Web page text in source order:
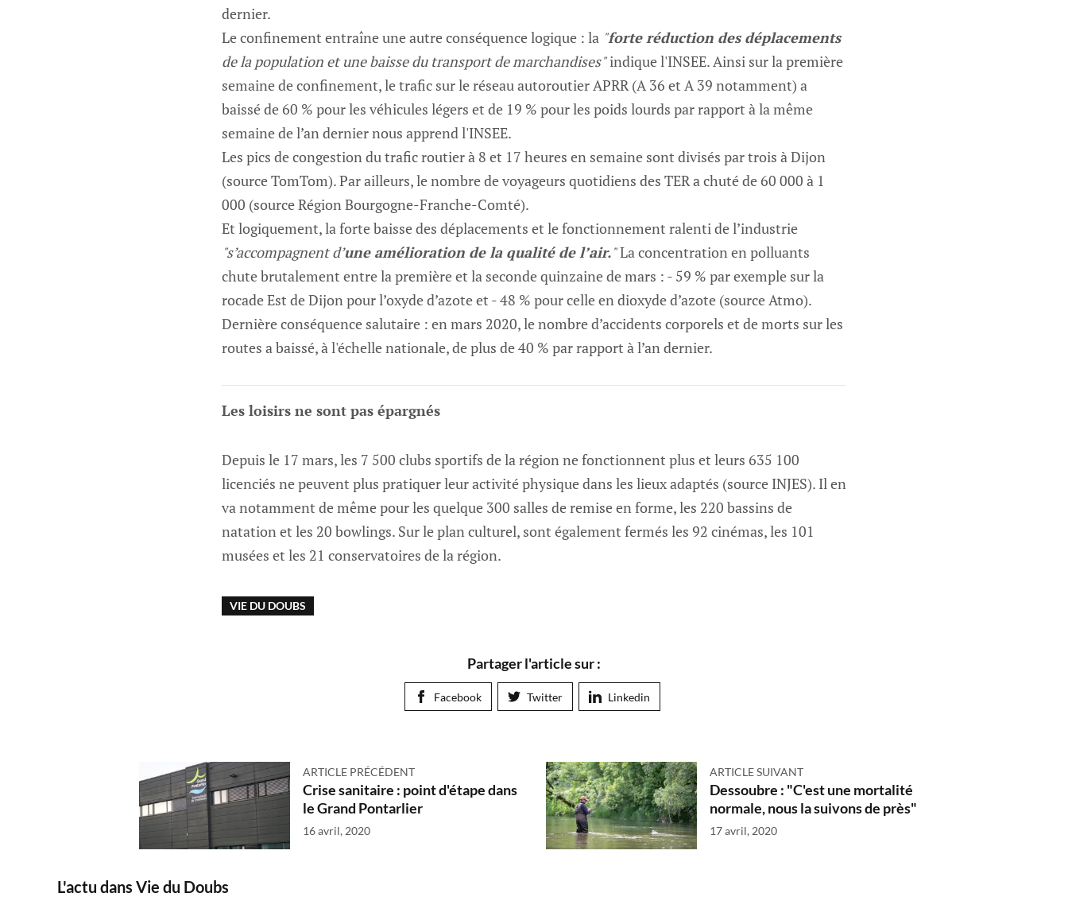
dernier.
Le confinement entraîne une autre conséquence logique : la "forte réduction des déplacements
de la population et une baisse du transport de marchandises"indique l'INSEE. Ainsi sur la première
semaine de confinement, le trafic sur le réseau autoroutier APRR (A 36 et A 39 notamment) a
baissé de 60 % pour les véhicules légers et de 19 % pour les poids lourds par rapport à la même
semaine de l’an dernier nous apprend l'INSEE.
Les pics de congestion du trafic routier à 8 et 17 heures en semaine sont divisés par trois à Dijon
(source TomTom). Par ailleurs, le nombre de voyageurs quotidiens des TER a chuté de 60 000 à 1
000 (source Région Bourgogne-Franche-Comté).
Et logiquement, la forte baisse des déplacements et le fonctionnement ralenti de l’industrie
"s’accompagnent d’une amélioration de la qualité de l’air."La concentration en polluants
chute brutalement entre la première et la seconde quinzaine de mars : - 59 % par exemple sur la
rocade Est de Dijon pour l’oxyde d’azote et - 48 % pour celle en dioxyde d’azote (source Atmo).
Dernière conséquence salutaire : en mars 2020, le nombre d’accidents corporels et de morts sur les
routes a baissé, à l'échelle nationale, de plus de 40 % par rapport à l’an dernier.
Les loisirs ne sont pas épargnés
Depuis le 17 mars, les 7 500 clubs sportifs de la région ne fonctionnent plus et leurs 635 100
licenciés ne peuvent plus pratiquer leur activité physique dans les lieux adaptés (source INJES). Il en
va notamment de même pour les quelque 300 salles de remise en forme, les 220 bassins de
natation et les 20 bowlings. Sur le plan culturel, sont également fermés les 92 cinémas, les 101
musées et les 21 conservatoires de la région.
VIE DU DOUBS
Partager l'article sur :
Facebook Twitter Linkedin
ARTICLE PRÉCÉDENT
Crise sanitaire : point d'étape dans
le Grand Pontarlier
16 avril, 2020
ARTICLE SUIVANT
Dessoubre : "C'est une mortalité
normale, nous la suivons de près"
17 avril, 2020
L'actu dans Vie du Doubs